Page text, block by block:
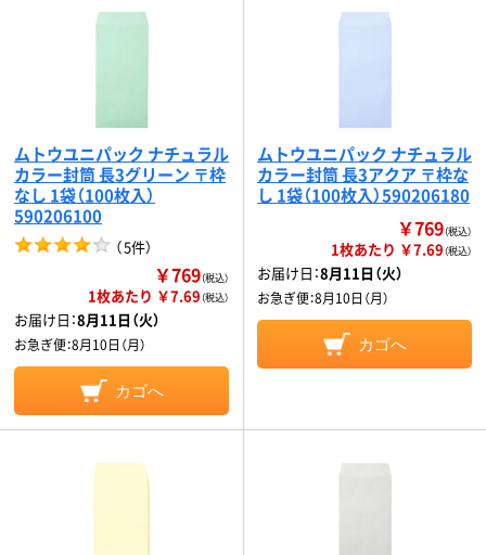
ムトウユニパック ナチュラル
カラー封筒 長3グリーン 〒枠
なし 1袋（100枚入）
590206100
（5件）
￥769（税込）
1枚あたり ￥7.69（税込）
お届け日：8月11日（火）
お急ぎ便：8月10日（月）
カゴへ
ムトウユニパック ナチュラル
カラー封筒 長3アクア 〒枠な
し 1袋（100枚入）590206180
￥769（税込）
1枚あたり ￥7.69（税込）
お届け日：8月11日（火）
お急ぎ便：8月10日（月）
カゴへ